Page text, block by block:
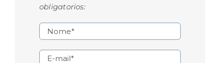
obligatorios: